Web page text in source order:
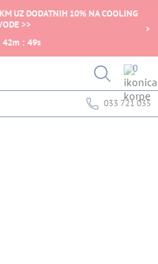
UZ DODATNIH 10% NA COOLING
>>
42m : 49s
0
033 721 035